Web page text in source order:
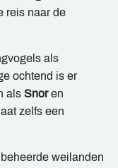
reis naar de
als
ochtend is er
als Snoren
zelfs een
weilanden